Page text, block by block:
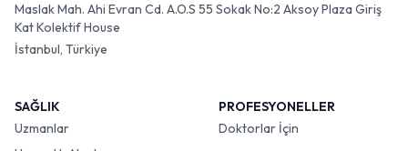
Maslak Mah. Ahi Evran Cd. A.O.S 55 Sokak No:2 Aksoy Plaza Giriş
Kat Kolektif House
İstanbul, Türkiye
SAĞLIK
Uzmanlar
PROFESYONELLER
Doktorlar İçin